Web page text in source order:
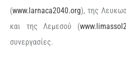
(www.larnaca2040.org), της
και της Λεμεσού (
συνεργασίες.